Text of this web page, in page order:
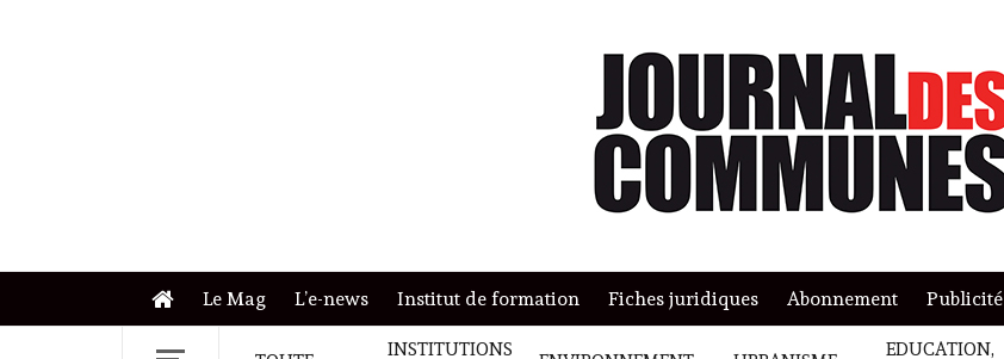
Le Mag L’e-news Institut de formation Fiches juridiques Abonnement Publicité
INSTITUTIONS
EDUCATION,